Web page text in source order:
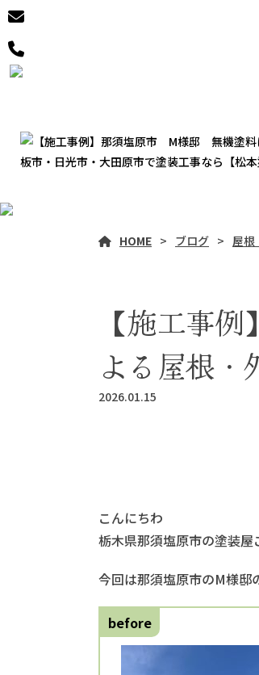
HOME ブログ 屋根
【施工事
よる屋根・
2026.01.15
こんにちわ
栃木県那須塩原市の塗装屋
今回は那須塩原市のM様邸
before